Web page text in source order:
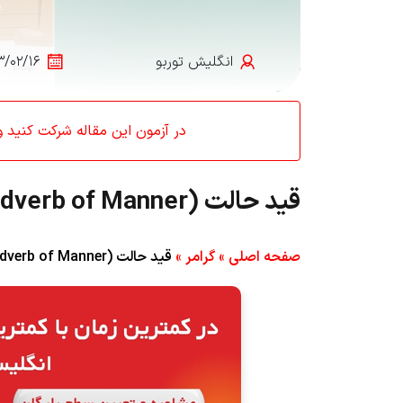
انگلیش‌ توربو ۱۴۰۳/
در آزمون این مقاله شرکت کنید و کد تخفیف
قید حالت (Adverb of Manner) در انگلیسی
صفحه اصلی » گرامر » قید حالت (Adverb of Manner) در انگلیسی